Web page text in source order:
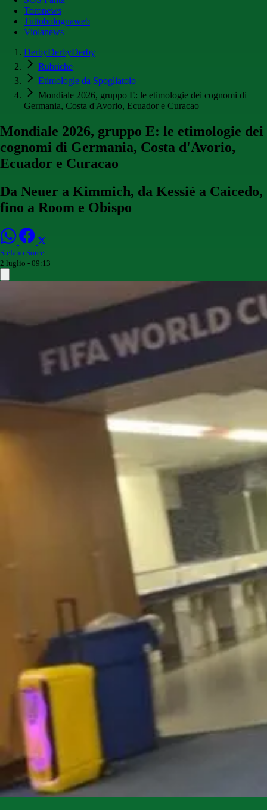
Toronews
Tuttobolognaweb
Violanews
DerbyDerbyDerby
Rubriche
Etimologie da Spogliatoio
Mondiale 2026, gruppo E: le etimologie dei cognomi di
Germania, Costa d'Avorio, Ecuador e Curacao
Mondiale 2026, gruppo E: le etimologie dei
cognomi di Germania, Costa d'Avorio,
Ecuador e Curacao
Da Neuer a Kimmich, da Kessié a Caicedo,
fino a Room e Obispo
Stefano Sorce
2 luglio - 09:13